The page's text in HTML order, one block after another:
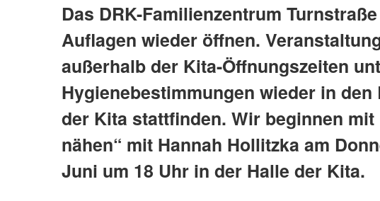
Das DRK-Familienzentrum
Auflagen wieder öffnen.
außerhalb der Kita-Öffnungszeiten
Hygienebestimmungen wieder in
der Kita stattfinden. Wir beginnen mit
nähen“ mit Hannah Hollitzka am
Juni um 18 Uhr in der Halle der Kita.